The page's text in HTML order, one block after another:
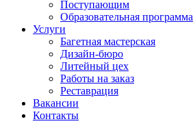
Поступающим
Образовательная программа
Услуги
Багетная мастерская
Дизайн-бюро
Литейный цех
Работы на заказ
Реставрация
Вакансии
Контакты